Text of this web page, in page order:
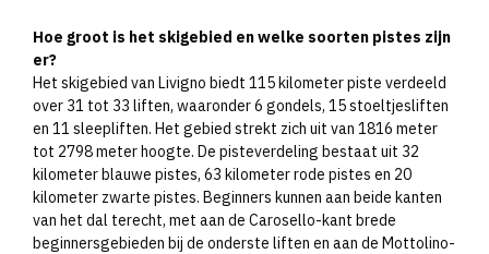
Hoe groot is het skigebied en welke soorten pistes zijn
er?
Het skigebied van Livigno biedt 115 kilometer piste verdeeld
over 31 tot 33 liften, waaronder 6 gondels, 15 stoeltjesliften
en 11 sleepliften. Het gebied strekt zich uit van 1816 meter
tot 2798 meter hoogte. De pisteverdeling bestaat uit 32
kilometer blauwe pistes, 63 kilometer rode pistes en 20
kilometer zwarte pistes. Beginners kunnen aan beide kanten
van het dal terecht, met aan de Carosello-kant brede
beginnersgebieden bij de onderste liften en aan de Mottolino-